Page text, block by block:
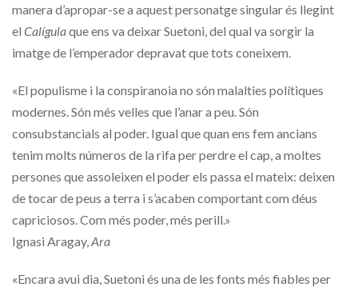
manera d’apropar-se a aquest personatge singular és llegint
el Calígulaque ens va deixar Suetoni, del qual va sorgir la
imatge de l’emperador depravat que tots coneixem.
«El populisme i la conspiranoia no són malalties polítiques
modernes. Són més velles que l’anar a peu. Són
consubstancials al poder. Igual que quan ens fem ancians
tenim molts números de la rifa per perdre el cap, a moltes
persones que assoleixen el poder els passa el mateix: deixen
de tocar de peus a terra i s’acaben comportant com déus
capriciosos. Com més poder, més perill.»
Ignasi Aragay, Ara
«Encara avui dia, Suetoni és una de les fonts més fiables per